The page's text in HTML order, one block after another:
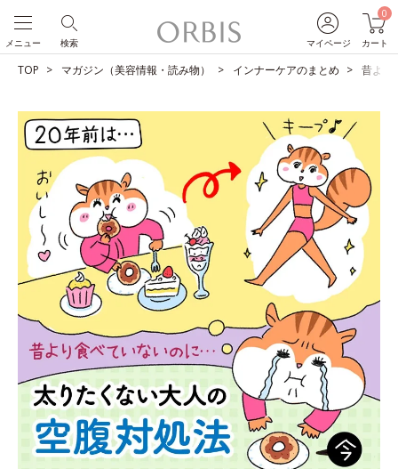
マイページ
0
カート
検索
メニュー
TOP マガジン（美容情報・読み物） インナーケアのまとめ 昔より